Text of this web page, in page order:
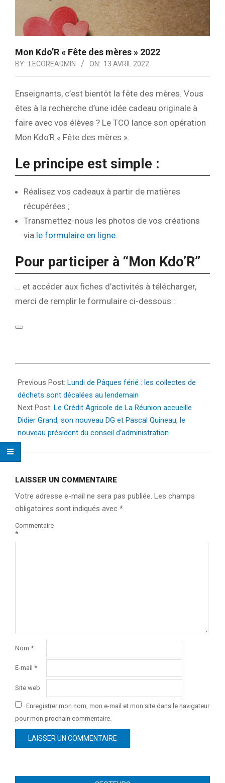
Mon Kdo’R « Fête des mères » 2022
BY: LECOREADMIN ON: 13 AVRIL 2022
Enseignants, c’est bientôt la fête des mères. Vous
êtes à la recherche d’une idée cadeau originale à
faire avec vos élèves ? Le TCO lance son opération
Mon Kdo’R « Fête des mères ».
Le principe est simple :
Réalisez vos cadeaux à partir de matières
récupérées ;
Transmettez-nous les photos de vos créations
via le formulaire en ligne
Pour participer à “Mon Kdo’R”
… et accéder aux fiches d’activités à télécharger,
merci de remplir le formulaire ci-dessous :
04-
13
Previous Post: Lundi de Pâques férié : les collectes de
déchets sont décalées au lendemain
Next Post: Le Crédit Agricole de La Réunion accueille
Didier Grand, son nouveau DG et Pascal Quineau, le
nouveau président du conseil d’administration
LAISSER UN COMMENTAIRE
Votre adresse e-mail ne sera pas publiée. Les champs
obligatoires sont indiqués avec *
Commentaire
*
Nom *
E-mail *
Site web
Enregistrer mon nom, mon e-mail et mon site dans le navigateur
pour mon prochain commentaire.